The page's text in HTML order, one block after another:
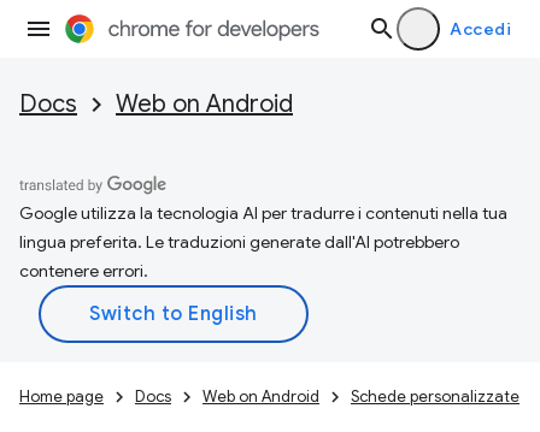
Accedi
Docs Web on Android
Google utilizza la tecnologia AI per tradurre i contenuti nella tua
lingua preferita. Le traduzioni generate dall'AI potrebbero
contenere errori.
Home page Docs Web on Android Schede personalizzate